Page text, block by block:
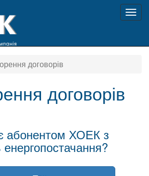
договорів
договорів
абонентом ХОЕК з
енергопостачання?